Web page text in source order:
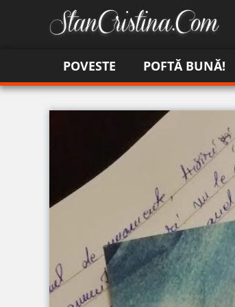
POVESTE POFTĂ BUNĂ!